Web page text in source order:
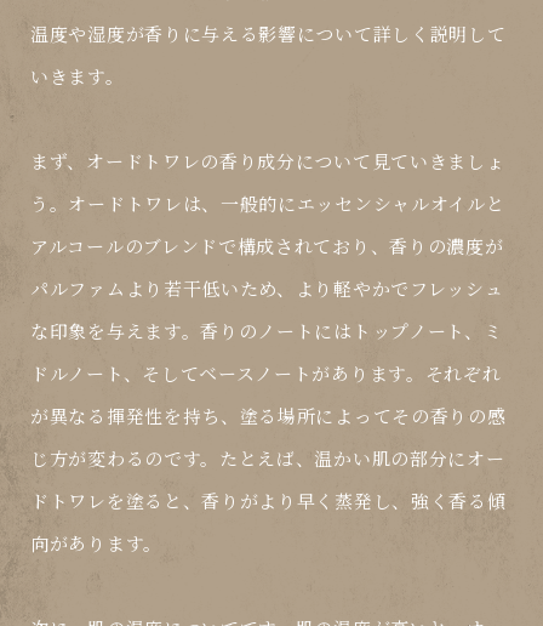
温度や湿度が香りに与える影響について詳しく説明して
いきます。
まず、オードトワレの香り成分について見ていきましょ
う。オードトワレは、一般的にエッセンシャルオイルと
アルコールのブレンドで構成されており、香りの濃度が
パルファムより若干低いため、より軽やかでフレッシュ
な印象を与えます。香りのノートにはトップノート、ミ
ドルノート、そしてベースノートがあります。それぞれ
が異なる揮発性を持ち、塗る場所によってその香りの感
じ方が変わるのです。たとえば、温かい肌の部分にオー
ドトワレを塗ると、香りがより早く蒸発し、強く香る傾
向があります。